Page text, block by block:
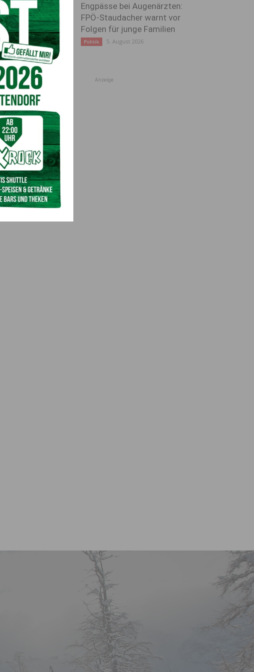
Engpässe bei Augenärzten:
FPÖ-Staudacher warnt vor
Folgen für junge Familien
Politik 5. August 2026
Anzeige